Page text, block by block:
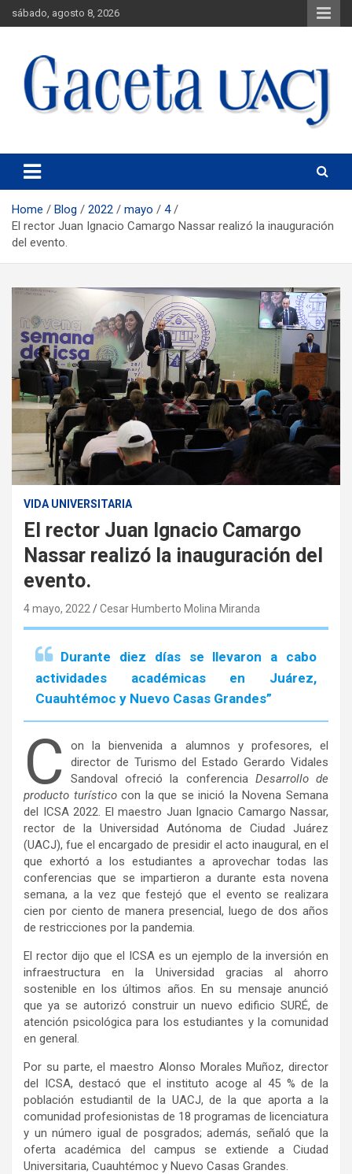
sábado, agosto 8, 2026
Gaceta UACJ
Home Blog 2022 mayo
4
El rector Juan Ignacio Camargo Nassar realizó la inauguración
del evento.
VIDA UNIVERSITARIA
El rector Juan Ignacio Camargo
Nassar realizó la inauguración del
evento.
4 mayo, 2022 Cesar Humberto Molina Miranda
Durante diez días se llevaron a cabo
actividades académicas en Juárez,
Cuauhtémoc y Nuevo Casas Grandes”
C
on la bienvenida a alumnos y profesores, el
director de Turismo del Estado Gerardo Vidales
Sandoval ofreció la conferencia Desarrollo de
producto turísticocon la que se inició la Novena Semana
del ICSA 2022. El maestro Juan Ignacio Camargo Nassar,
rector de la Universidad Autónoma de Ciudad Juárez
(UACJ), fue el encargado de presidir el acto inaugural, en el
que exhortó a los estudiantes a aprovechar todas las
conferencias que se impartieron a durante esta novena
semana, a la vez que festejó que el evento se realizara
cien por ciento de manera presencial, luego de dos años
de restricciones por la pandemia.
El rector dijo que el ICSA es un ejemplo de la inversión en
infraestructura en la Universidad gracias al ahorro
sostenible en los últimos años. En su mensaje anunció
que ya se autorizó construir un nuevo edificio SURÉ, de
atención psicológica para los estudiantes y la comunidad
en general.
Por su parte, el maestro Alonso Morales Muñoz, director
del ICSA, destacó que el instituto acoge al 45 % de la
población estudiantil de la UACJ, de la que aporta a la
comunidad profesionistas de 18 programas de licenciatura
y un número igual de posgrados; además, señaló que la
oferta académica del campus se extiende a Ciudad
Universitaria, Cuauhtémoc y Nuevo Casas Grandes.